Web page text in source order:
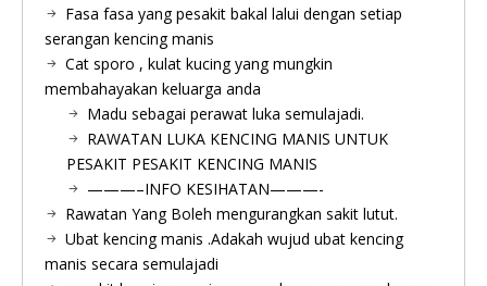
Fasa fasa yang pesakit bakal lalui dengan setiap
serangan kencing manis
Cat sporo , kulat kucing yang mungkin
membahayakan keluarga anda
Madu sebagai perawat luka semulajadi.
RAWATAN LUKA KENCING MANIS UNTUK
PESAKIT PESAKIT KENCING MANIS
———–INFO KESIHATAN———-
Rawatan Yang Boleh mengurangkan sakit lutut.
Ubat kencing manis .Adakah wujud ubat kencing
manis secara semulajadi